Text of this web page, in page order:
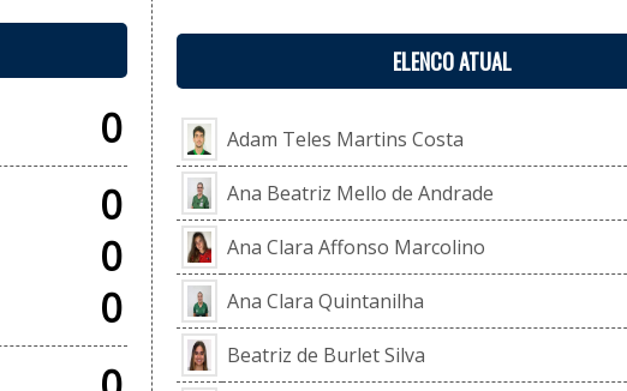
0
0
0
0
ELENCO ATUAL
Adam Teles Martins Costa
Ana Beatriz Mello de Andrade
Ana Clara Affonso Marcolino
Ana Clara Quintanilha
Beatriz de Burlet Silva